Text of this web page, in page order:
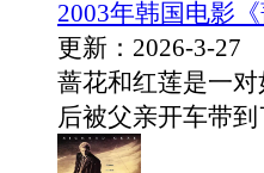
2003年韩国电影
更新：2026-3-27
蔷花和红莲是一
后被父亲开车带